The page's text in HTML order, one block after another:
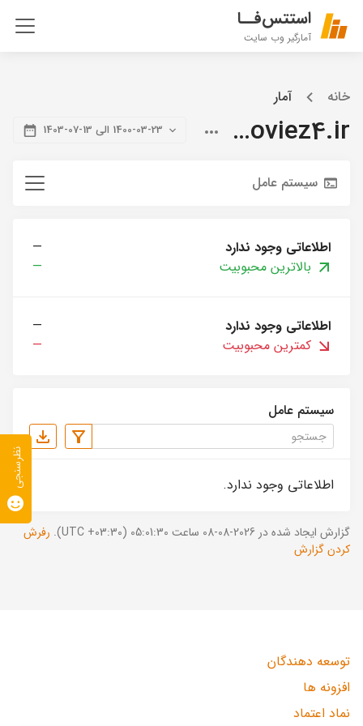
استتس‌فــا
آمارگیر وب سایت
خانه آمار
citymoviez4.ir 1400-03-23 الی 13-07-1403
سیستم عامل
اطلاعاتی وجود ندارد
—
بالاترین محبوبیت
—
اطلاعاتی وجود ندارد
—
کمترین محبوبیت
—
سیستم عامل
اطلاعاتی وجود ندارد.
گزارش ایجاد شده در 2026-08-08 ساعت 05:01:30 (UTC +03:30).
رفرش
کردن گزارش
توسعه دهندگان
افزونه ها
نماد اعتماد
نظرسنجی